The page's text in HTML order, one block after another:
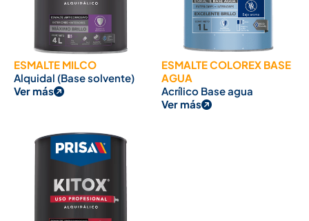
ESMALTE MILCO
Alquidal (Base solvente)
Ver más
ESMALTE COLOREX BASE
AGUA
Acrílico Base agua
Ver más